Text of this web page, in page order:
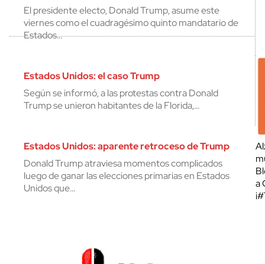
El presidente electo, Donald Trump, asume este
viernes como el cuadragésimo quinto mandatario de
Estados…
Estados Unidos: el caso Trump
Según se informó, a las protestas contra Donald
Trump se unieron habitantes de la Florida,…
Estados Unidos: aparente retroceso de Trump
Donald Trump atraviesa momentos complicados
luego de ganar las elecciones primarias en Estados
Unidos que…
a